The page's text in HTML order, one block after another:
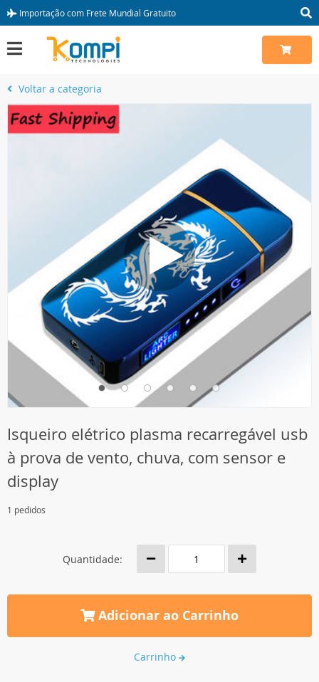
Importação com Frete Mundial Gratuito
Voltar a categoria
Isqueiro elétrico plasma recarregável usb
à prova de vento, chuva, com sensor e
display
1 pedidos
Quantidade:
Adicionar ao Carrinho
Carrinho